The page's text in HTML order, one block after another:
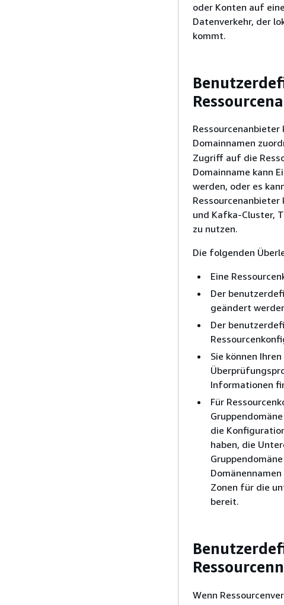
oder Konten auf
Datenverkehr, der
kommt.
Domainnamen
Zugriff auf die
Domainname kann
werden, oder es
und Kafka-Cluster,
zu nutzen.
Die folgenden
Eine
Der
geändert
Der
Sie können
Informationen
Für
die
haben, die
Zonen für die
bereit.
Wenn